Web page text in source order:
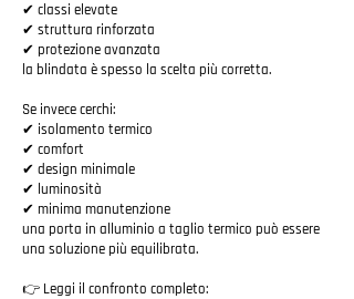
✔ classi elevate
✔ struttura rinforzata
✔ protezione avanzata
la blindata è spesso la scelta più corretta.
Se invece cerchi:
✔ isolamento termico
✔ comfort
✔ design minimale
✔ luminosità
✔ minima manutenzione
una porta in alluminio a taglio termico può essere
una soluzione più equilibrata.
👉 Leggi il confronto completo: